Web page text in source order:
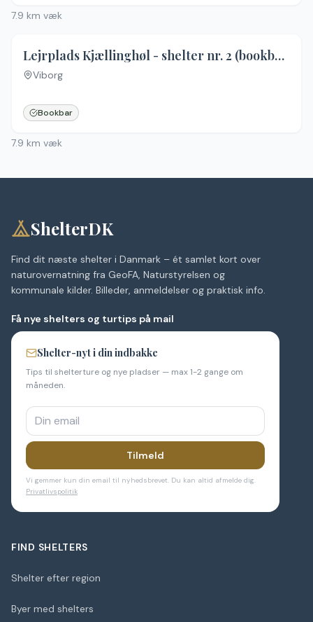
7.9 km væk
Lejrplads Kjællinghøl - shelter nr. 2 (bookbar)
Viborg
Bookbar
7.9 km væk
ShelterDK
Find dit næste shelter i Danmark – ét samlet kort over
naturovernatning fra GeoFA, Naturstyrelsen og
kommunale kilder. Billeder, anmeldelser og praktisk info.
Få nye shelters og turtips på mail
Shelter-nyt i din indbakke
Tips til shelterture og nye pladser — max 1-2 gange om
måneden.
Tilmeld
Vi gemmer kun din email til nyhedsbrevet. Du kan altid afmelde dig.
Privatlivspolitik
FIND SHELTERS
Shelter efter region
Byer med shelters